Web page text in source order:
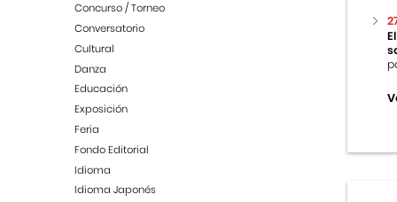
Concurso / Torneo
Conversatorio
Cultural
Danza
Educación
Exposición
Feria
Fondo Editorial
Idioma
Idioma Japonés